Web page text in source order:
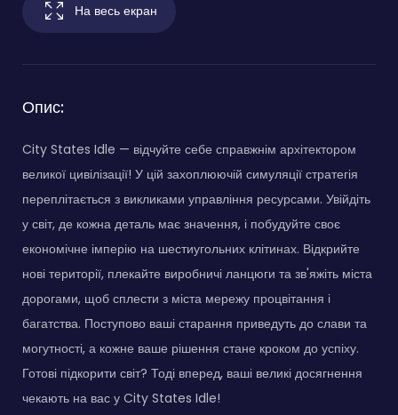
На весь екран
Опис:
City States Idle — відчуйте себе справжнім архітектором
великої цивілізації! У цій захоплюючій симуляції стратегія
переплітається з викликами управління ресурсами. Увійдіть
у світ, де кожна деталь має значення, і побудуйте своє
економічне імперію на шестиугольних клітинах. Відкрийте
нові території, плекайте виробничі ланцюги та зв'яжіть міста
дорогами, щоб сплести з міста мережу процвітання і
багатства. Поступово ваші старання приведуть до слави та
могутності, а кожне ваше рішення стане кроком до успіху.
Готові підкорити світ? Тоді вперед, ваші великі досягнення
чекають на вас у City States Idle!